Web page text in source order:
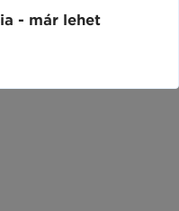
- már lehet